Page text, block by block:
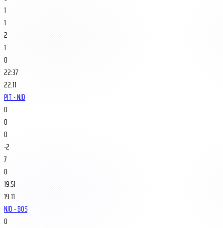
1
1
2
1
0
22:37
22.11
PIT - NJD
0
0
0
-2
7
0
19:51
19.11
NJD - BOS
0